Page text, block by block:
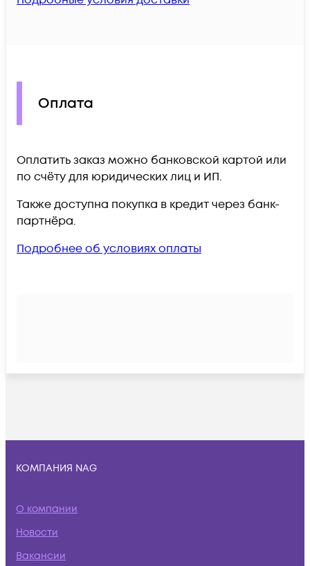
Оплата
Оплатить заказ можно банковской картой или
по счёту для юридических лиц и ИП.
Также доступна покупка в кредит через банк-
партнёра.
Подробнее об условиях оплаты
КОМПАНИЯ NAG
О компании
Новости
Вакансии